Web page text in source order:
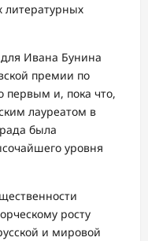
литературных
Ивана Бунина
премии по
первым и, пока что,
лауреатом в
была
уровня
росту
и мировой